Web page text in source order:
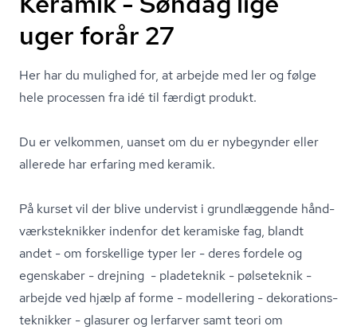
uger forår 27
Her har du mulighed for, at arbejde med ler og følge
hele processen fra idé til færdigt produkt.
Du er velkommen, uanset om du er nybegynder eller
allerede har erfaring med keramik.
På kurset vil der blive undervist i grundlæggende hånd­
værk­s­tek­nik­ker indenfor det keramiske fag, blandt
andet - om forskellige typer ler - deres fordele og
egenskaber - drejning - pladeteknik - pølseteknik -
arbejde ved hjælp af forme - modellering - de­ko­ra­tions­
tek­nik­ker - glasurer og lerfarver samt teori om